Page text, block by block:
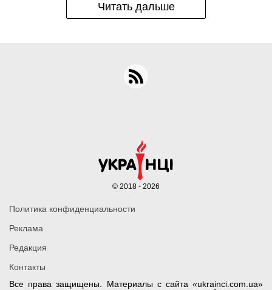
Читать дальше
Все права защищены. Материалы с сайта «ukrainci.com.ua»
Политика конфиденциальности
Реклама
Редакция
Контакты
© 2018 - 2026